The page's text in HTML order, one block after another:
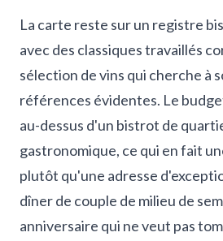
La carte reste sur un registre
avec des classiques travaillés
sélection de vins qui cherche à
références évidentes. Le
au-dessus d'un bistrot de
gastronomique, ce qui en fait
plutôt qu'une adresse
dîner de couple de milieu de
anniversaire qui ne veut pas